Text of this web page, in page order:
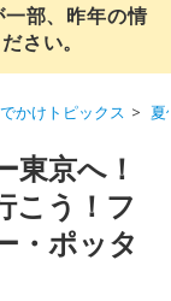
部、昨年の情
さい。
かけトピックス 夏
東京へ！
こう！フ
・ポッタ